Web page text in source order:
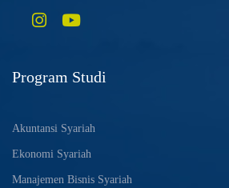
Program Studi
Akuntansi Syariah
Ekonomi Syariah
Manajemen Bisnis Syariah